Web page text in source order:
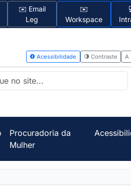
✉️ Email
Leg
✉️
Workspace
Procuradoria da
Mulher